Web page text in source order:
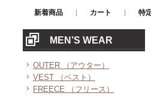
新着商品 カート 特
MEN’S WEAR
OUTER （アウター）
VEST （ベスト）
FREECE （フリース）